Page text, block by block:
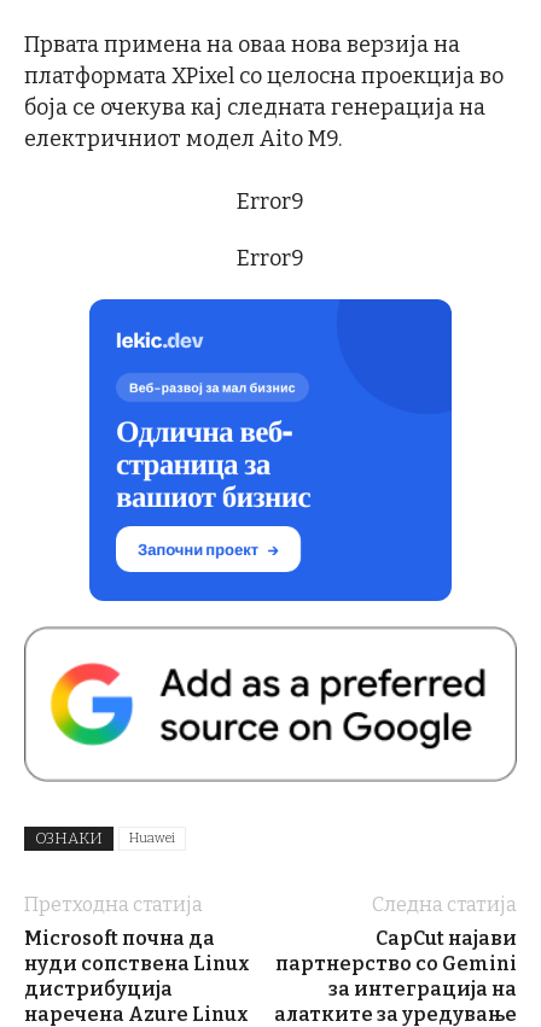
Првата примена на оваа нова верзија на
платформата XPixel со целосна проекција во
боја се очекува кај следната генерација на
електричниот модел Aito M9.
Error9
Error9
ОЗНАКИ Huawei
Претходна статија
Microsoft почна да
нуди сопствена Linux
дистрибуција
наречена Azure Linux
Следна статија
CapCut најави
партнерство со Gemini
за интеграција на
алатките за уредување